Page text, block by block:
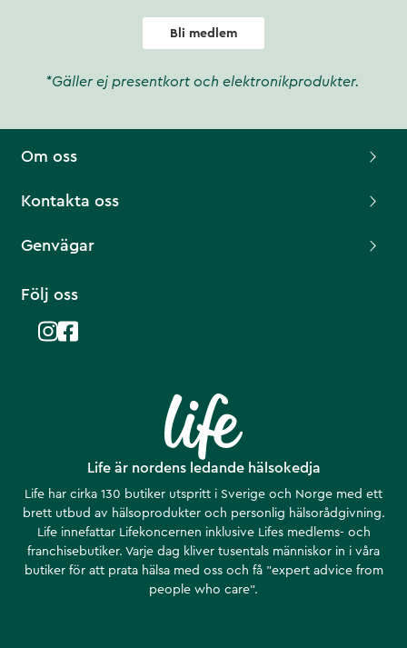
Bli medlem
*Gäller ej presentkort och elektronikprodukter.
Life är nordens ledande hälsokedja
Life har cirka 130 butiker utspritt i Sverige och Norge med ett
brett utbud av hälsoprodukter och personlig hälsorådgivning.
Life innefattar Lifekoncernen inklusive Lifes medlems- och
franchisebutiker. Varje dag kliver tusentals människor in i våra
butiker för att prata hälsa med oss och få ”expert advice from
people who care”.
Om oss
Kontakta oss
Genvägar
Följ oss